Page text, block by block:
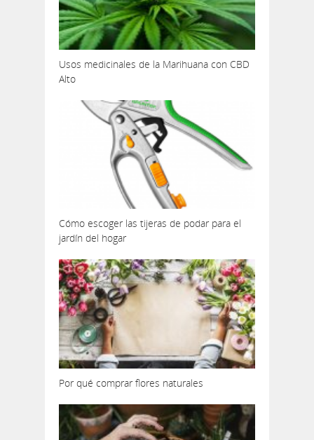
Usos medicinales de la Marihuana con CBD
Alto
Cómo escoger las tijeras de podar para el
jardín del hogar
Por qué comprar flores naturales